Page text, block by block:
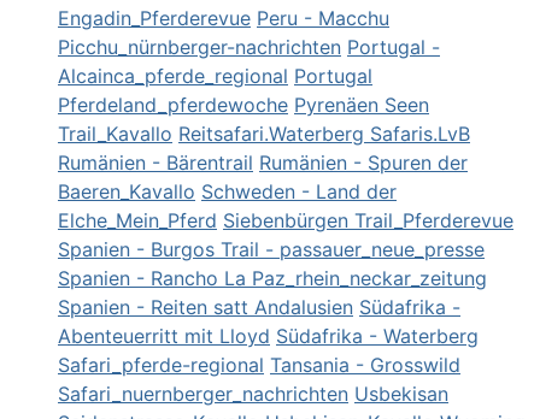
Engadin_Pferderevue Peru - Macchu
Picchu_nürnberger-nachrichten Portugal -
Alcainca_pferde_regional Portugal
Pferdeland_pferdewoche Pyrenäen Seen
Trail_Kavallo Reitsafari.Waterberg Safaris.LvB
Rumänien - Bärentrail Rumänien - Spuren der
Baeren_Kavallo Schweden - Land der
Elche_Mein_Pferd Siebenbürgen Trail_Pferderevue
Spanien - Burgos Trail - passauer_neue_presse
Spanien - Rancho La Paz_rhein_neckar_zeitung
Spanien - Reiten satt Andalusien Südafrika -
Abenteuerritt mit Lloyd Südafrika - Waterberg
Safari_pferde-regional Tansania - Grosswild
Safari_nuernberger_nachrichten Usbekisan